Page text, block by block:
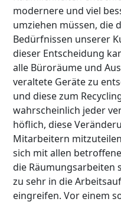
modernere und viel
umziehen müssen, die
Bedürfnissen unserer
dieser Entscheidung
alle Büroräume und
veraltete Geräte zu
und diese zum
wahrscheinlich jeder
höflich, diese
Mitarbeitern
sich mit allen
die Räumungsarbeiten
zu sehr in die
eingreifen. Vor einem